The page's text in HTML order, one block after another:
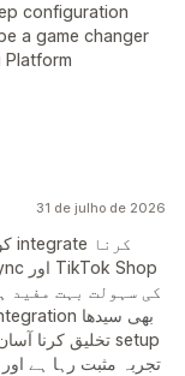
configuration
a game changer
Platform
31 de julho de 2026